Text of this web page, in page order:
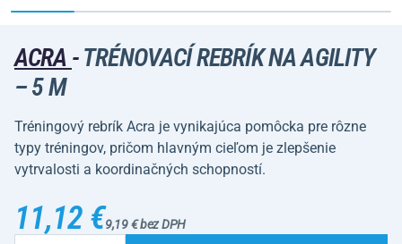
ACRA -TRÉNOVACÍ REBRÍK NA AGILITY
– 5 M
Tréningový rebrík Acra je vynikajúca pomôcka pre rôzne
typy tréningov, pričom hlavným cieľom je zlepšenie
vytrvalosti a koordinačných schopností.
11,12 €9,19 € bez DPH